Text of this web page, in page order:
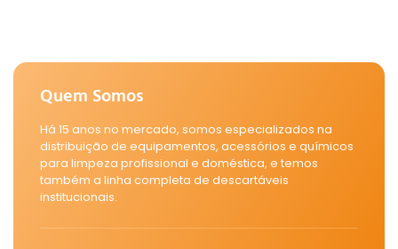
Quem Somos
Há 15 anos no mercado, somos especializados na
distribuição de equipamentos, acessórios e químicos
para limpeza profissional e doméstica, e temos
também a linha completa de descartáveis
institucionais.